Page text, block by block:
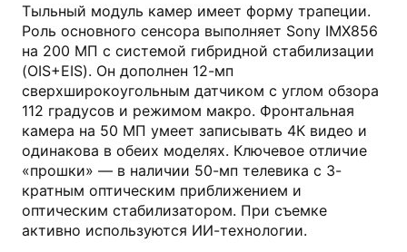
Тыльный модуль камер имеет форму трапеции.
Роль основного сенсора выполняет Sony IMX856
на 200 МП с системой гибридной стабилизации
(OIS+EIS). Он дополнен 12-мп
сверхширокоугольным датчиком с углом обзора
112 градусов и режимом макро. Фронтальная
камера на 50 МП умеет записывать 4К видео и
одинакова в обеих моделях. Ключевое отличие
«прошки» — в наличии 50-мп телевика с 3-
кратным оптическим приближением и
оптическим стабилизатором. При съемке
активно используются ИИ-технологии.